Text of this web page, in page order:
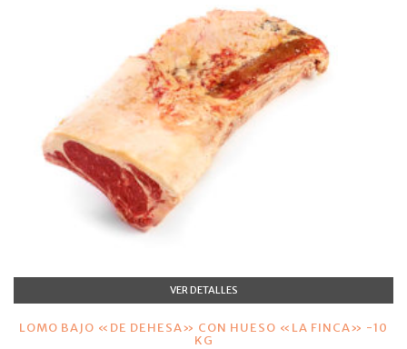
VER DETALLES
LOMO BAJO «DE DEHESA» CON HUESO «LA FINCA» -10
KG